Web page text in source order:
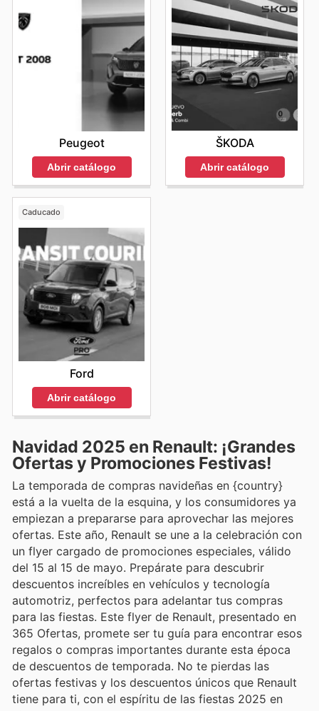
Peugeot
Abrir catálogo
ŠKODA
Abrir catálogo
Caducado
Ford
Abrir catálogo
Navidad 2025 en Renault: ¡Grandes
Ofertas y Promociones Festivas!
La temporada de compras navideñas en {country}
está a la vuelta de la esquina, y los consumidores ya
empiezan a prepararse para aprovechar las mejores
ofertas. Este año, Renault se une a la celebración con
un flyer cargado de promociones especiales, válido
del 15 al 15 de mayo. Prepárate para descubrir
descuentos increíbles en vehículos y tecnología
automotriz, perfectos para adelantar tus compras
para las fiestas. Este flyer de Renault, presentado en
365 Ofertas, promete ser tu guía para encontrar esos
regalos o compras importantes durante esta época
de descuentos de temporada. No te pierdas las
ofertas festivas y los descuentos únicos que Renault
tiene para ti, con el espíritu de las fiestas 2025 en